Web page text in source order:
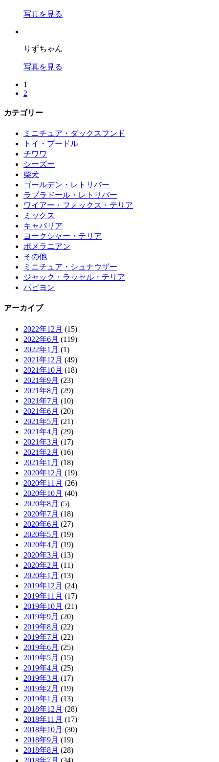
写真を見る
りずちゃん
写真を見る
1
2
カテゴリー
ミニチュア・ダックスフンド
トイ・プードル
チワワ
シーズー
柴犬
ゴールデン・レトリバー
ラブラドール・レトリバー
ワイアー・フォックス・テリア
ミックス
キャバリア
ヨークシャー・テリア
ポメラニアン
その他
ミニチュア・シュナウザー
ジャック・ラッセル・テリア
パピヨン
アーカイブ
2022年12月 (15)
2022年6月 (119)
2022年1月 (1)
2021年12月 (49)
2021年10月 (18)
2021年9月 (23)
2021年8月 (29)
2021年7月 (10)
2021年6月 (20)
2021年5月 (21)
2021年4月 (29)
2021年3月 (17)
2021年2月 (16)
2021年1月 (18)
2020年12月 (19)
2020年11月 (26)
2020年10月 (40)
2020年8月 (5)
2020年7月 (18)
2020年6月 (27)
2020年5月 (19)
2020年4月 (19)
2020年3月 (13)
2020年2月 (11)
2020年1月 (13)
2019年12月 (24)
2019年11月 (17)
2019年10月 (21)
2019年9月 (20)
2019年8月 (22)
2019年7月 (22)
2019年6月 (25)
2019年5月 (15)
2019年4月 (25)
2019年3月 (17)
2019年2月 (19)
2019年1月 (13)
2018年12月 (28)
2018年11月 (17)
2018年10月 (30)
2018年9月 (19)
2018年8月 (28)
2018年7月 (34)